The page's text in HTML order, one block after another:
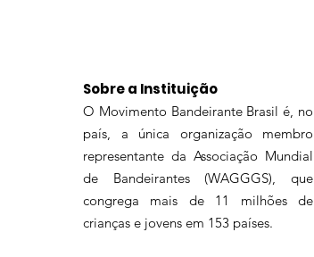
Sobre a Instituição
O Movimento Bandeirante Brasil é, no
país, a única organização membro
representante da Associação Mundial
de Bandeirantes (WAGGGS), que
congrega mais de 11 milhões de
crianças e jovens em 153 países.